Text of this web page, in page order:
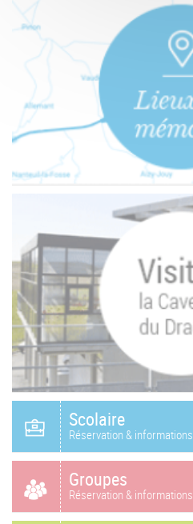
Scolaire
Réservation & informations
Groupes
Réservation & informations